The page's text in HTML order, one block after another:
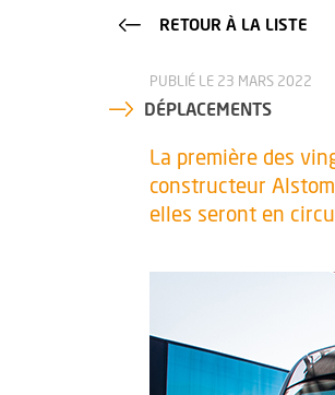
PUBLIÉ LE 23 MARS 2022
DÉPLACEMENTS
RETOUR À LA LISTE
La première des
constructeur
elles seront en